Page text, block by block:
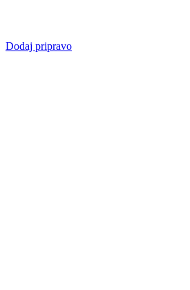
Dodaj pripravo